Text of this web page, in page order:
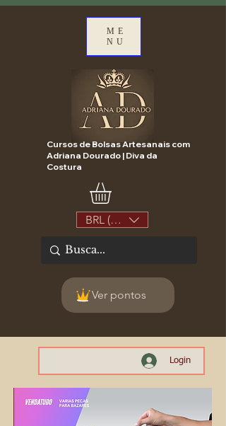
ME
NU
Cursos de Bolsas Artesanais com
Adriana Dourado | Diva da
Costura
BRL (R$)
Ver pontos
Login